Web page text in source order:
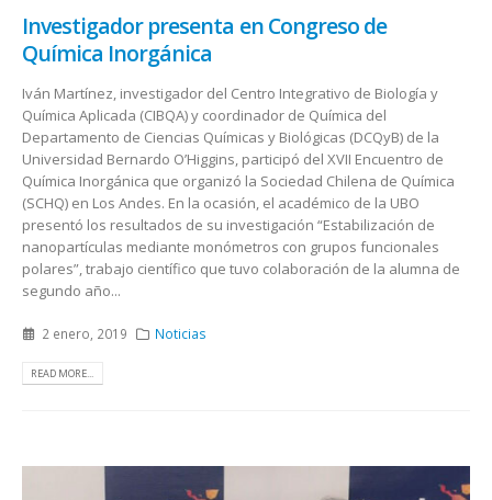
Investigador presenta en Congreso de
Química Inorgánica
Iván Martínez, investigador del Centro Integrativo de Biología y
Química Aplicada (CIBQA) y coordinador de Química del
Departamento de Ciencias Químicas y Biológicas (DCQyB) de la
Universidad Bernardo O’Higgins, participó del XVII Encuentro de
Química Inorgánica que organizó la Sociedad Chilena de Química
(SCHQ) en Los Andes. En la ocasión, el académico de la UBO
presentó los resultados de su investigación “Estabilización de
nanopartículas mediante monómetros con grupos funcionales
polares”, trabajo científico que tuvo colaboración de la alumna de
segundo año...
2 enero, 2019 Noticias
READ MORE...